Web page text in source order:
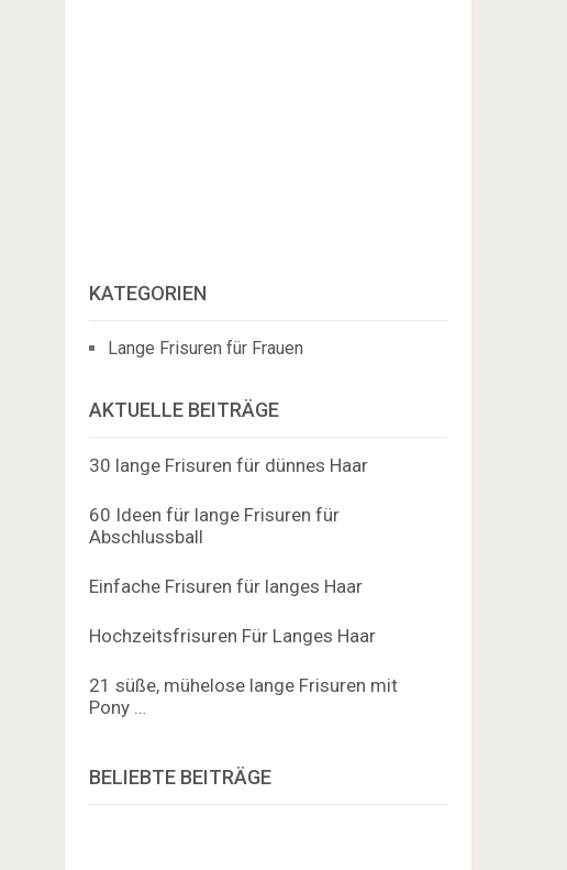
KATEGORIEN
Lange Frisuren für Frauen
AKTUELLE BEITRÄGE
30 lange Frisuren für dünnes Haar
60 Ideen für lange Frisuren für
Abschlussball
Einfache Frisuren für langes Haar
Hochzeitsfrisuren Für Langes Haar
21 süße, mühelose lange Frisuren mit
Pony …
BELIEBTE BEITRÄGE